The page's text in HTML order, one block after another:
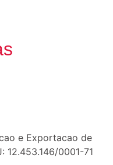
e Exportacao de
12.453.146/0001-71